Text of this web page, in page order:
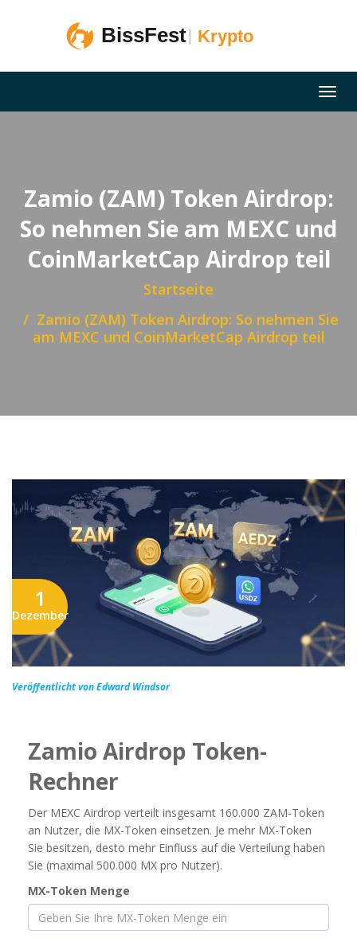
Zamio (ZAM) Token Airdrop:
So nehmen Sie am MEXC und
CoinMarketCap Airdrop teil
Startseite
Zamio (ZAM) Token Airdrop: So nehmen Sie
am MEXC und CoinMarketCap Airdrop teil
1
Dezember
Veröffentlicht von Edward Windsor
Zamio Airdrop Token-
Rechner
Der MEXC Airdrop verteilt insgesamt 160.000 ZAM-Token
an Nutzer, die MX-Token einsetzen. Je mehr MX-Token
Sie besitzen, desto mehr Einfluss auf die Verteilung haben
Sie (maximal 500.000 MX pro Nutzer).
MX-Token Menge